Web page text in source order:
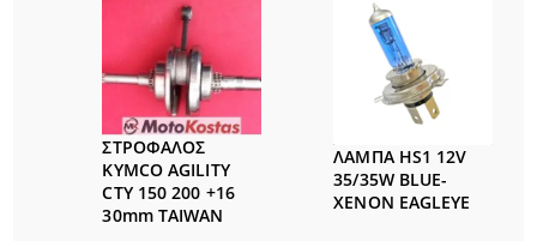
ΣΤΡΟΦΑΛΟΣ
KYMCO AGILITY
CTY 150 200 +16
30mm TAIWAN
ΛΑΜΠΑ HS1 12V
35/35W BLUE-
XENON EAGLEYE